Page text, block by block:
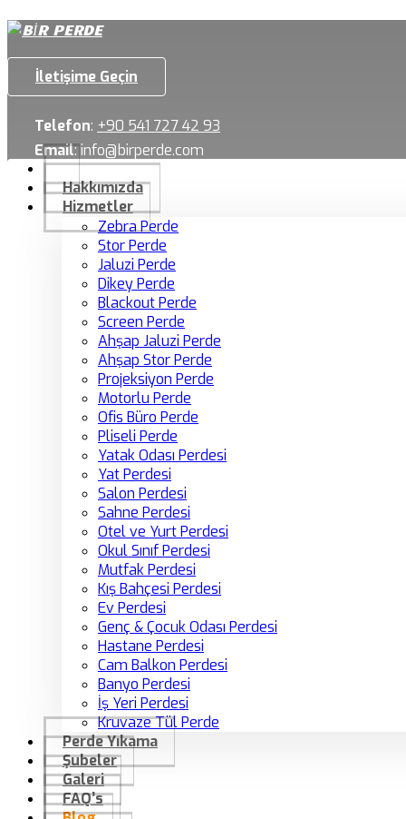
İletişime Geçin
Telefon: +90 541 727 42 93
Email:info@birperde.com
Hakkımızda
Hizmetler
Zebra Perde
Stor Perde
Jaluzi Perde
Dikey Perde
Blackout Perde
Screen Perde
Ahşap Jaluzi Perde
Ahşap Stor Perde
Projeksiyon Perde
Motorlu Perde
Ofis Büro Perde
Pliseli Perde
Yatak Odası Perdesi
Yat Perdesi
Salon Perdesi
Sahne Perdesi
Otel ve Yurt Perdesi
Okul Sınıf Perdesi
Mutfak Perdesi
Kış Bahçesi Perdesi
Ev Perdesi
Genç & Çocuk Odası Perdesi
Hastane Perdesi
Cam Balkon Perdesi
Banyo Perdesi
İş Yeri Perdesi
Kruvaze Tül Perde
Perde Yıkama
Şubeler
Galeri
FAQ’s